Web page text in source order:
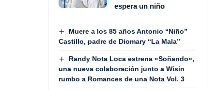
espera un niño
Muere a los 85 años Antonio “Niño”
Castillo, padre de Diomary “La Mala”
Randy Nota Loca estrena «Soñando»,
una nueva colaboración junto a Wisin
rumbo a Romances de una Nota Vol. 3